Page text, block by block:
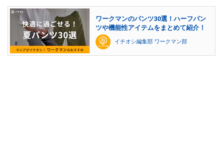
ワークマンのパンツ30選！ハーフパン
ツや機能性アイテムをまとめて紹介！
イチオシ編集部 ワークマン部